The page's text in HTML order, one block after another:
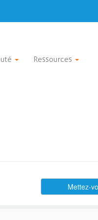
Ressources
Mettez-